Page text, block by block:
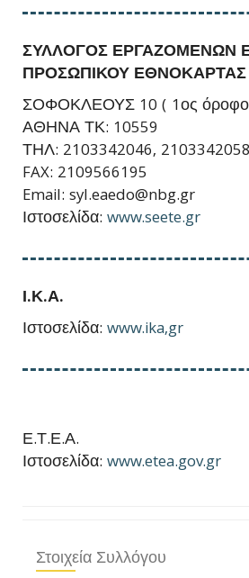
ΣΥΛΛΟΓΟΣ ΕΡΓΑΖΟΜΕΝΩΝ
ΠΡΟΣΩΠΙΚΟΥ ΕΘΝΟΚΑΡΤΑΣ
ΣΟΦΟΚΛΕΟΥΣ 10 ( 1ος
ΑΘΗΝΑ ΤΚ: 10559
ΤΗΛ: 2103342046, 2103342058
FAX: 2109566195
Email: syl.eaedo@nbg.gr
Ιστοσελίδα: www.seete.gr
Ι.Κ.Α.
Ιστοσελίδα: www.ika,gr
Ε.Τ.Ε.Α.
Ιστοσελίδα: www.etea.gov.gr
Στοιχεία Συλλόγου